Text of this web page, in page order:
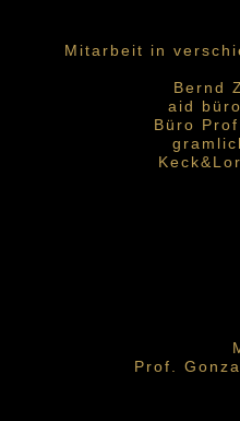
Mitarbeit in
Bernd
aid
Büro
Prof.